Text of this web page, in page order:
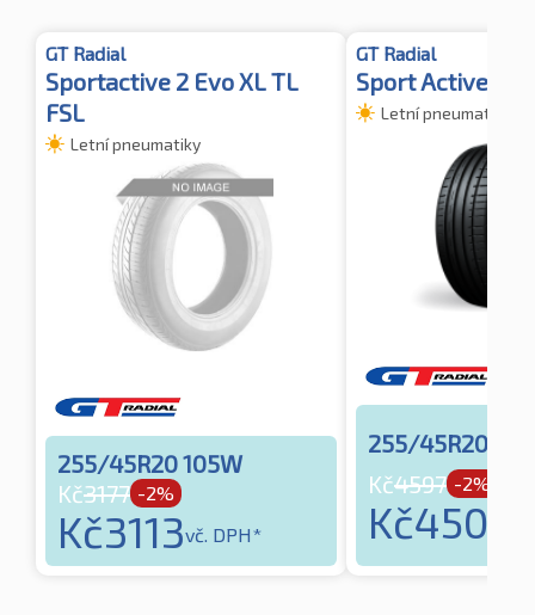
GT Radial
Sportactive 2 Evo XL TL
FSL
Letní pneumatiky
255/45R20 105W
Kč3177 -2%
Kč3113vč. DPH*
GT Radial
Sport Active 2
Letní pneumatiky
255/45R20
Kč4597 -2%
Kč4505